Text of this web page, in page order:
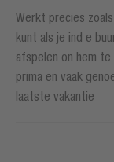
Werkt precies
kunt als je ind e
afspelen on hem
prima en vaak
laatste vakantie